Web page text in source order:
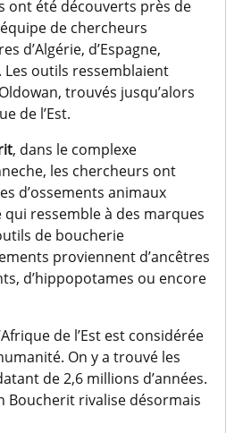
ont été découverts près de
de chercheurs
d’Algérie, d’Espagne,
Les outils ressemblaient
trouvés jusqu’alors
de l’Est.
, dans le complexe
les chercheurs ont
d’ossements animaux
ressemble à des marques
de boucherie
proviennent d’ancêtres
d’hippopotames ou encore
de l’Est est considérée
On y a trouvé les
de 2,6 millions d’années.
Boucherit rivalise désormais